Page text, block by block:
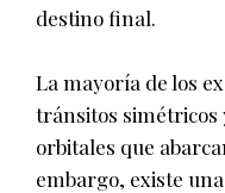
destino final.
La mayoría de los
tránsitos simétricos
orbitales que
embargo, existe